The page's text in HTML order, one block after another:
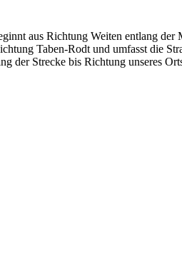
aus Richtung Weiten entlang
Taben-Rodt und umfasst die
der Strecke bis Richtung unseres